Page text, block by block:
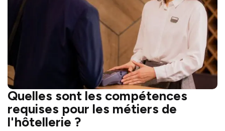
Quelles sont les compétences
requises pour les métiers de
l'hôtellerie ?